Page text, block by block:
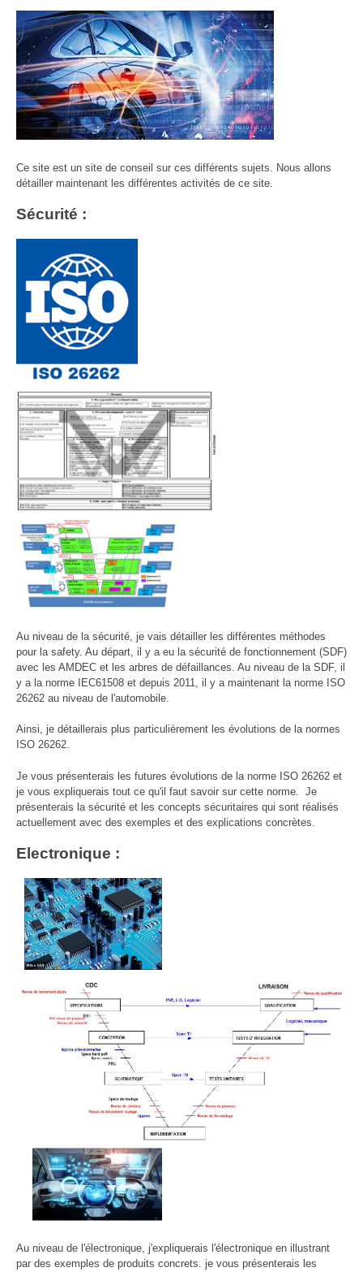
Ce site est un site de conseil sur ces différents sujets. Nous allons
détailler maintenant les différentes activités de ce site.
Sécurité :
Au niveau de la sécurité, je vais détailler les différentes méthodes
pour la safety. Au départ, il y a eu la sécurité de fonctionnement (SDF)
avec les AMDEC et les arbres de défaillances. Au niveau de la SDF, il
y a la norme IEC61508 et depuis 2011, il y a maintenant la norme ISO
26262 au niveau de l'automobile.
Ainsi, je détaillerais plus particulièrement les évolutions de la normes
ISO 26262.
Je vous présenterais les futures évolutions de la norme ISO 26262 et
je vous expliquerais tout ce qu'il faut savoir sur cette norme. Je
présenterais la sécurité et les concepts sécuritaires qui sont réalisés
actuellement avec des exemples et des explications concrètes.
Electronique :
Au niveau de l'électronique, j'expliquerais l'électronique en illustrant
par des exemples de produits concrets. je vous présenterais les